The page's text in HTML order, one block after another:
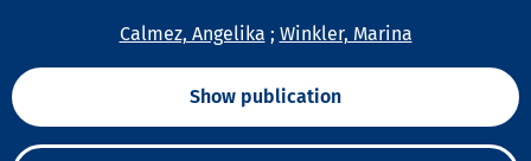
Calmez, Angelika ; Winkler, Marina
Show publication